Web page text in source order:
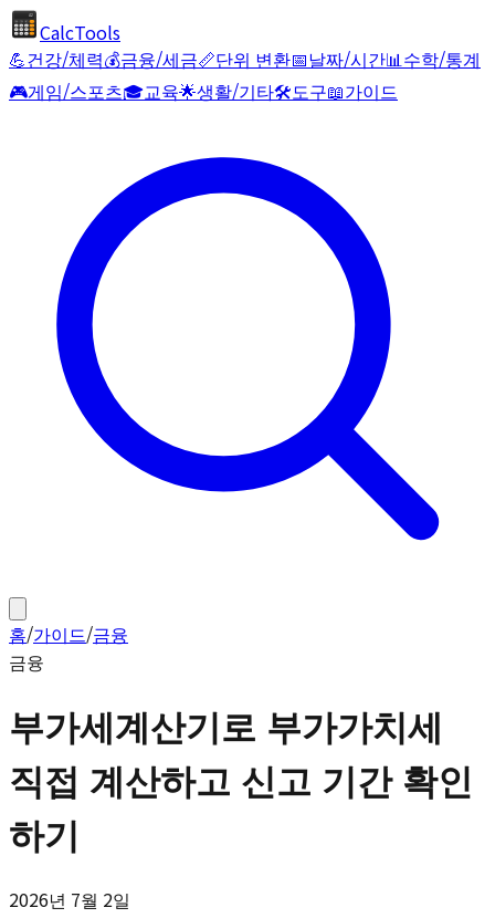
CalcTools
💪건강/체력💰금융/세금📏단위 변환📅날짜/시간📊수학/통계
🎮게임/스포츠🎓교육🌟생활/기타🛠️도구📖가이드
홈/가이드/금융
금융
부가세계산기로 부가가치세
직접 계산하고 신고 기간 확인
하기
2026년 7월 2일